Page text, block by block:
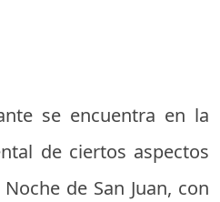
se encuentra en la
de ciertos aspectos
de San Juan, con